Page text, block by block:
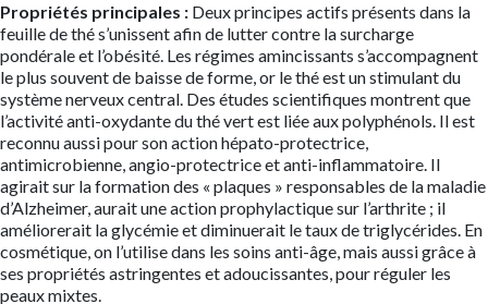
Propriétés principales : Deux principes actifs présents dans la
feuille de thé s’unissent afin de lutter contre la surcharge
pondérale et l’obésité. Les régimes amincissants s’accompagnent
le plus souvent de baisse de forme, or le thé est un stimulant du
système nerveux central. Des études scientifiques montrent que
l’activité anti-oxydante du thé vert est liée aux polyphénols. Il est
reconnu aussi pour son action hépato-protectrice,
antimicrobienne, angio-protectrice et anti-inflammatoire. Il
agirait sur la formation des « plaques » responsables de la maladie
d’Alzheimer, aurait une action prophylactique sur l’arthrite ; il
améliorerait la glycémie et diminuerait le taux de triglycérides. En
cosmétique, on l’utilise dans les soins anti-âge, mais aussi grâce à
ses propriétés astringentes et adoucissantes, pour réguler les
peaux mixtes.